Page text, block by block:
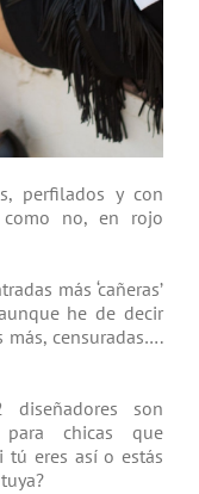
perfilados y con
como no, en rojo
más ‘cañeras’
he de decir
censuradas….
son
para chicas que
eres así o estás